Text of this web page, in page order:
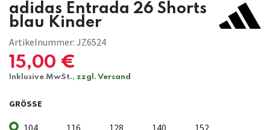
adidas Entrada 26 Shorts
blau Kinder
Artikelnummer: JZ6524
15,00 €
Inklusive MwSt., zzgl. Versand
GRÖSSE
104 116 128 140 152